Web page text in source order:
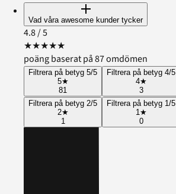
Vad våra awesome kunder tycker
4.8/ 5
★★★★★
poäng baserat på 87 omdömen
Filtrera på betyg 5/5
5★
81
Filtrera på betyg 4/5
4★
3
Filtrera på betyg 2/5
2★
1
Filtrera på betyg 1/5
1 ★
0